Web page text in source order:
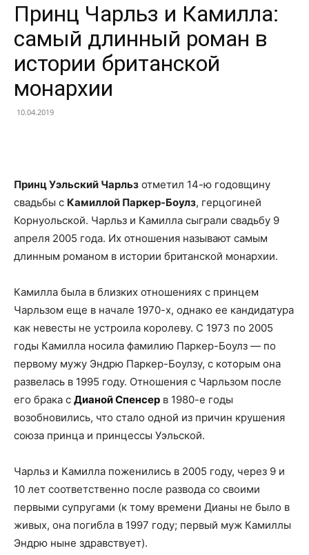
Принц Чарльз и Камилла:
самый длинный роман в
истории британской
монархии
10.04.2019
Принц Уэльский Чарльз отметил 14-ю годовщину
свадьбы с Камиллой Паркер-Боулз, герцогиней
Корнуольской. Чарльз и Камилла сыграли свадьбу 9
апреля 2005 года. Их отношения называют самым
длинным романом в истории британской монархии.
Камилла была в близких отношениях с принцем
Чарльзом еще в начале 1970-х, однако ее кандидатура
как невесты не устроила королеву. С 1973 по 2005
годы Камилла носила фамилию Паркер-Боулз — по
первому мужу Эндрю Паркер-Боулзу, с которым она
развелась в 1995 году. Отношения с Чарльзом после
его брака с Дианой Спенсер в 1980-е годы
возобновились, что стало одной из причин крушения
союза принца и принцессы Уэльской.
Чарльз и Камилла поженились в 2005 году, через 9 и
10 лет соответственно после развода со своими
первыми супругами (к тому времени Дианы не было в
живых, она погибла в 1997 году; первый муж Камиллы
Эндрю ныне здравствует).